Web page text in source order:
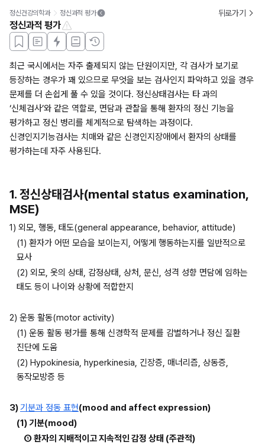
정신건강의학과 정신과적 평가 뒤로가기
정신과적 평가
최근 국시에서는 자주 출제되지 않는 단원이지만, 각 검사가 보기로
등장하는 경우가 꽤 있으므로 무엇을 보는 검사인지 파악하고 있을 경우
문제를 더 손쉽게 풀 수 있을 것이다. 정신상태검사는 타 과의
‘신체검사’와 같은 역할로, 면담과 관찰을 통해 환자의 정신 기능을
평가하고 정신 병리를 체계적으로 탐색하는 과정이다.
신경인지기능검사는 치매와 같은 신경인지장애에서 환자의 상태를
평가하는데 자주 사용된다.
1. 정신상태검사(mental status examination,
MSE)
1) 외모, 행동, 태도(general appearance, behavior, attitude)
(1) 환자가 어떤 모습을 보이는지, 어떻게 행동하는지를 일반적으로
묘사
(2) 외모, 옷의 상태, 감정상태, 상처, 문신, 성격 성향 면담에 임하는
태도 등이 나이와 상황에 적합한지
2) 운동 활동(motor activity)
(1) 운동 활동 평가를 통해 신경학적 문제를 감별하거나 정신 질환
진단에 도움
(2) Hypokinesia, hyperkinesia, 긴장증, 매너리즘, 상동증,
동작모방증 등
3) 기분과 정동 표현(mood and affect expression)
(1) 기분(mood)
① 환자의 지배적이고 지속적인 감정 상태 (주관적)